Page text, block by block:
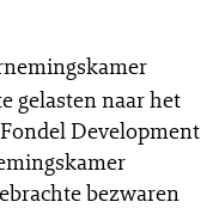
gelasten naar het
Development
bezwaren